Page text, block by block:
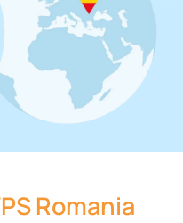
Romania